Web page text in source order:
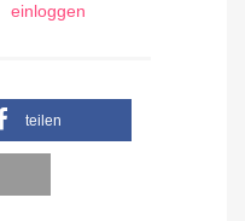
einloggen
teilen